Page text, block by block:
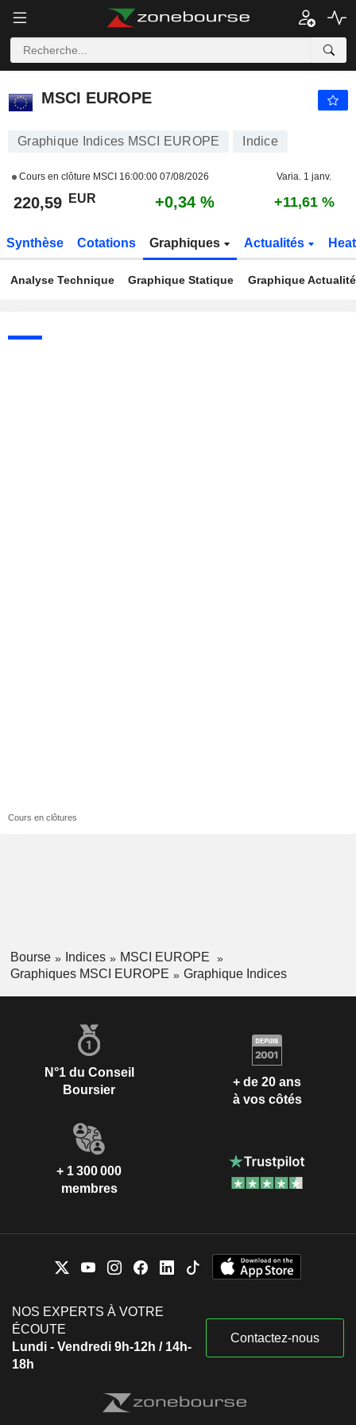
MSCI EUROPE
MSCI EUROPE
Graphique Indices MSCI EUROPE Indice
Cours en clôture MSCI 16:00:00 07/08/2026 Varia. 1 janv.
220,59 EUR +0,34 % +11,61 %
Synthèse Cotations Graphiques Actualités
Analyse Technique Graphique Statique Graphique
Cours en clôtures
Bourse Indices
MSCI EUROPE
Graphiques MSCI EUROPE
Graphique Indices
N°1 du Conseil
Boursier
+ de 20 ans
à vos côtés
+ 1 300 000
membres
NOS EXPERTS À VOTRE
ÉCOUTE
Lundi - Vendredi 9h-12h / 14h-
18h
Contactez-nous